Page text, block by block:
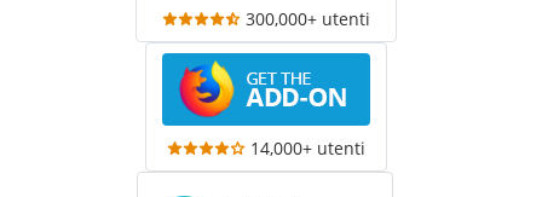
300,000+ utenti
14,000+ utenti